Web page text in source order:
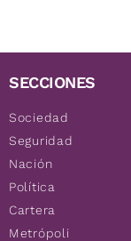
SECCIONES
Sociedad
Seguridad
Nación
Política
Cartera
Metrópoli